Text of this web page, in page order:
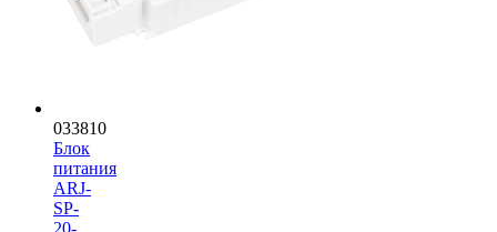
033810
Блок
питания
ARJ-
SP-
20-